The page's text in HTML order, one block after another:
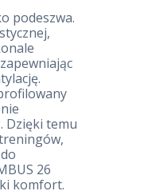
podeszwa.
Dzięki temu
26
komfort.